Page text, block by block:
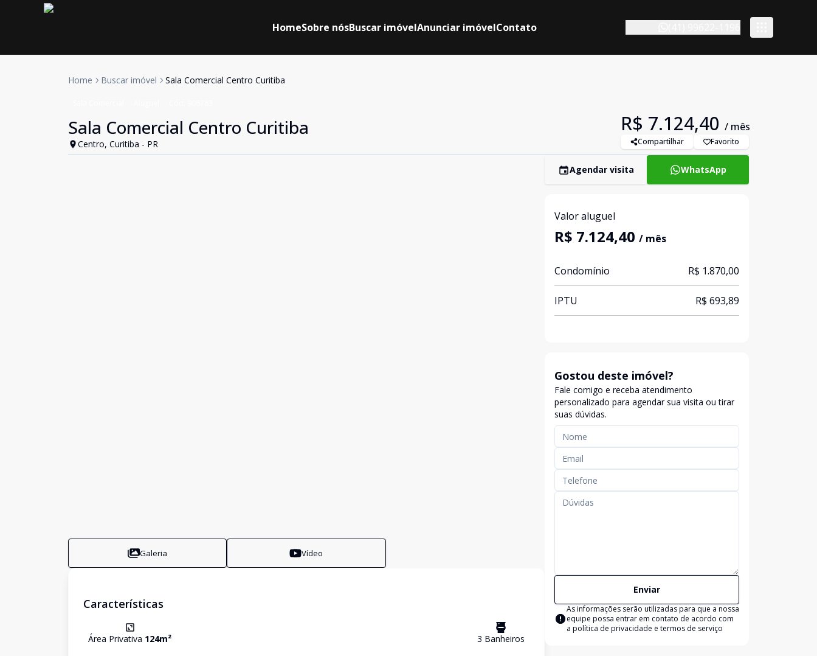
HomeSobre nósBuscar imóvelAnunciar imóvelContato
Home Buscar imóvel Sala Comercial Centro Curitiba
Sala Comercial Centro Curitiba
Centro, Curitiba - PR
R$ 7.124,40 / mês
Compartilhar Favorito
Galeria Vídeo
Características
Área Privativa 124m² 3 Banheiros
Agendar visita WhatsApp
Valor aluguel
R$ 7.124,40 / mês
Condomínio R$ 1.870,00
IPTU R$ 693,89
Gostou deste imóvel?
Fale comigo e receba atendimento
personalizado para agendar sua visita ou tirar
suas dúvidas.
Enviar
As informações serão utilizadas para que a nossa
equipe possa entrar em contato de acordo com
a política de privacidade e termos de serviço